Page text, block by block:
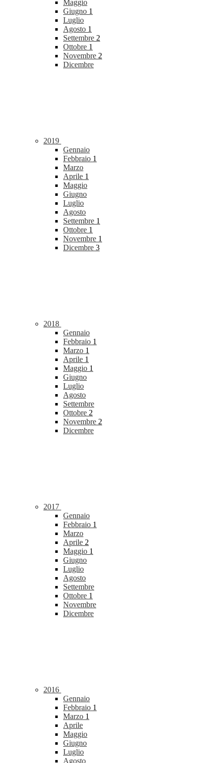
Maggio
Giugno 1
Luglio
Agosto 1
Settembre 2
Ottobre 1
Novembre 2
Dicembre
2019
Gennaio
Febbraio 1
Marzo
Aprile 1
Maggio
Giugno
Luglio
Agosto
Settembre 1
Ottobre 1
Novembre 1
Dicembre 3
2018
Gennaio
Febbraio 1
Marzo 1
Aprile 1
Maggio 1
Giugno
Luglio
Agosto
Settembre
Ottobre 2
Novembre 2
Dicembre
2017
Gennaio
Febbraio 1
Marzo
Aprile 2
Maggio 1
Giugno
Luglio
Agosto
Settembre
Ottobre 1
Novembre
Dicembre
2016
Gennaio
Febbraio 1
Marzo 1
Aprile
Maggio
Giugno
Luglio
Agosto